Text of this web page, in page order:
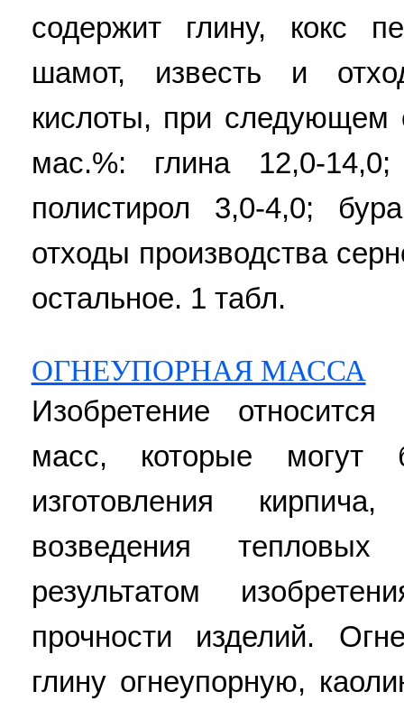
содержит глину, кокс
шамот, известь и
кислоты, при следующем
мас.%: глина 12,0-
полистирол 3,0-4,0;
отходы производства
остальное. 1 табл.
ОГНЕУПОРНАЯ МАССА
Изобретение
масс, которые могут
изготовления
возведения тепловых
результатом
прочности изделий.
глину огнеупорную,